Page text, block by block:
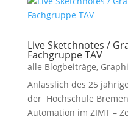
Live Sketchnotes /
Fachgruppe TAV
alle Blogbeiträge,
Anlässlich des 25
der Hochschule
Automation im ZIMT –